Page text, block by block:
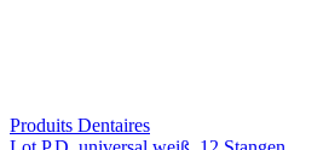
Produits Dentaires